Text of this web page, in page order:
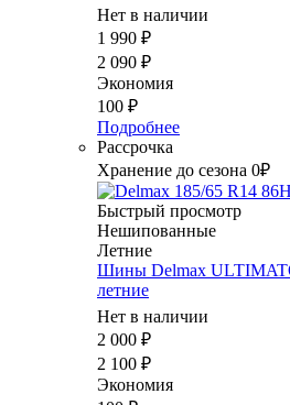
Нет в наличии
1 990 ₽
2 090 ₽
Экономия
100 ₽
Подробнее
Рассрочка
Хранение до сезона 0₽
Быстрый просмотр
Нешипованные
Летние
Шины Delmax
летние
Нет в наличии
2 000 ₽
2 100 ₽
Экономия